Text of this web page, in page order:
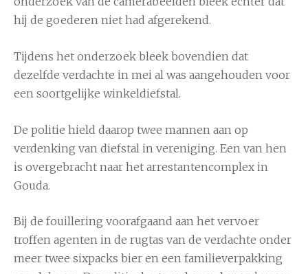
hij de goederen niet had afgerekend.
Tijdens het onderzoek bleek bovendien dat
dezelfde verdachte in mei al was aangehouden voor
een soortgelijke winkeldiefstal.
De politie hield daarop twee mannen aan op
verdenking van diefstal in vereniging. Een van hen
is overgebracht naar het arrestantencomplex in
Gouda.
Bij de fouillering voorafgaand aan het vervoer
troffen agenten in de rugtas van de verdachte onder
meer twee sixpacks bier en een familieverpakking